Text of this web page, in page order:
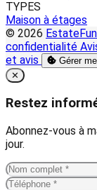
TYPES
Maison à étages
© 2026
confidentialité
et avis
Gérer
Close
✕
Restez
Abonnez-vous à
jour.